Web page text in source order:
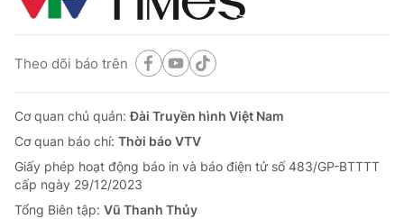
Theo dõi báo trên
Cơ quan chủ quản:Đài Truyền hình Việt Nam
Cơ quan báo chí: Thời báo VTV
Giấy phép hoạt động báo in và báo điện tử số 483/GP-BTTTT
cấp ngày 29/12/2023
Tổng Biên tập: Vũ Thanh Thủy